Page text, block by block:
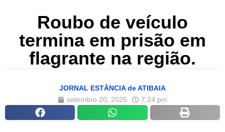
Roubo de veículo
termina em prisão em
flagrante na região.
JORNAL ESTÂNCIA de ATIBAIA
setembro 20, 2025
7:24 pm